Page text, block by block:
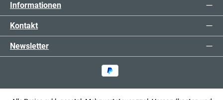
Informationen
Kontakt
Newsletter